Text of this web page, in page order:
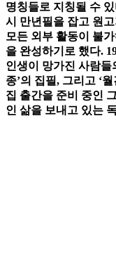
명칭들로 지칭될 수
시 만년필을 잡고 원
모든 외부 활동이 불
을 완성하기로 했다.
인생이 망가진 사람들
종’의 집필, 그리고 ‘
집 출간을 준비 중인
인 삶을 보내고 있는